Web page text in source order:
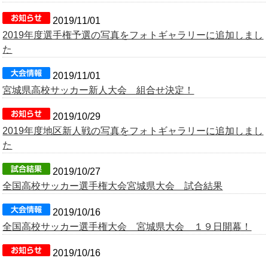
2019/11/01
2019年度選手権予選の写真をフォトギャラリーに追加しまし
た
2019/11/01
宮城県高校サッカー新人大会 組合せ決定！
2019/10/29
2019年度地区新人戦の写真をフォトギャラリーに追加しまし
た
2019/10/27
全国高校サッカー選手権大会宮城県大会 試合結果
2019/10/16
全国高校サッカー選手権大会 宮城県大会 １９日開幕！
2019/10/16